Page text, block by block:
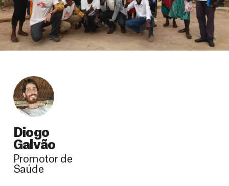
Diogo
Galvão
Promotor de
Saúde